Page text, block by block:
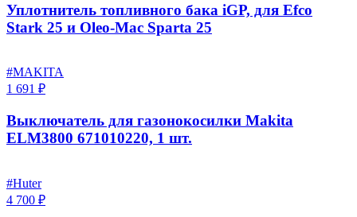
Уплотнитель топливного бака iGP, для Efco
Stark 25 и Oleo-Mac Sparta 25
#MAKITA
1 691 ₽
Выключатель для газонокосилки Makita
ELM3800 671010220, 1 шт.
#Huter
4 700 ₽